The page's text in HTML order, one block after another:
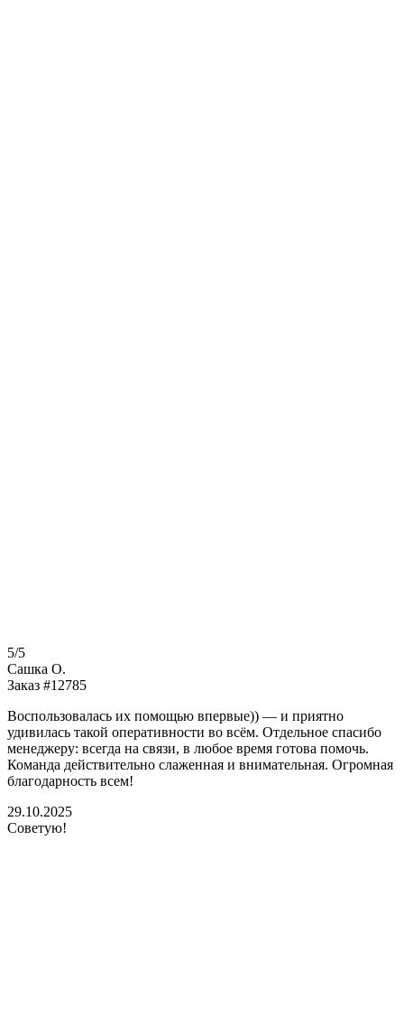
5/5
Сашка О.
Заказ #12785
Воспользовалась их помощью впервые)) — и приятно
удивилась такой оперативности во всём. Отдельное спасибо
менеджеру: всегда на связи, в любое время готова помочь.
Команда действительно слаженная и внимательная. Огромная
благодарность всем!
29.10.2025
Советую!